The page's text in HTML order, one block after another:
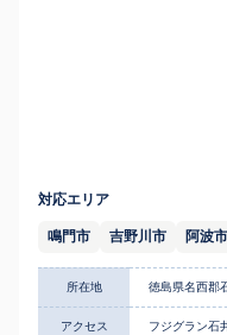
対応エリア
鳴門市 吉野川市 阿波市
所在地 徳島県名西郡
アクセス フジグラン石